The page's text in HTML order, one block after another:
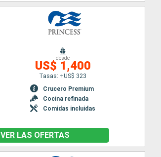
desde
US$ 1,400
Tasas: +US$ 323
Crucero Premium
Cocina refinada
Comidas incluidas
VER LAS OFERTAS